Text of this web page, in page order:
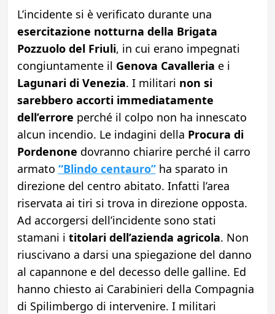
L’incidente si è verificato durante una
esercitazione notturna della Brigata
Pozzuolo del Friuli, in cui erano impegnati
congiuntamente il Genova Cavalleria e i
Lagunari di Venezia. I militari non si
sarebbero accorti immediatamente
dell’errore perché il colpo non ha innescato
alcun incendio. Le indagini della Procura di
Pordenone dovranno chiarire perché il carro
armato “Blindo centauro” ha sparato in
direzione del centro abitato. Infatti l’area
riservata ai tiri si trova in direzione opposta.
Ad accorgersi dell’incidente sono stati
stamani i titolari dell’azienda agricola. Non
riuscivano a darsi una spiegazione del danno
al capannone e del decesso delle galline. Ed
hanno chiesto ai Carabinieri della Compagnia
di Spilimbergo di intervenire. I militari